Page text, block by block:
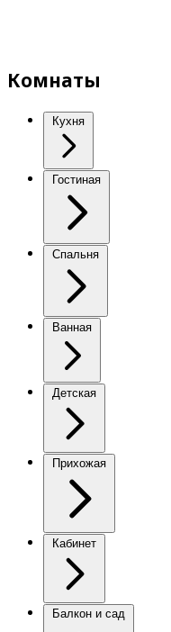
Комнаты
Кухня
Гостиная
Спальня
Ванная
Детская
Прихожая
Кабинет
Балкон и сад